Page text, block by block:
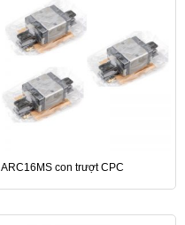
ARC16MS con trượt CPC